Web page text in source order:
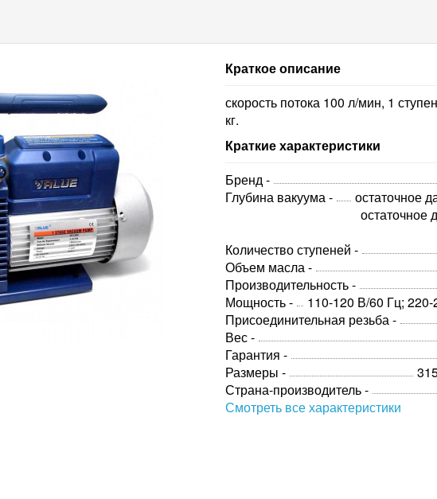
Краткое описание
скорость потока 100 л/мин, 1
кг.
Краткие характеристики
Бренд -
Глубина вакуума -
остаточное
остаточное
Количество ступеней -
Объем масла -
Производительность -
Мощность -
110-120 В/60 Гц;
Присоединительная резьба -
Вес -
Гарантия -
Размеры -
Страна-производитель -
Смотреть все характеристики